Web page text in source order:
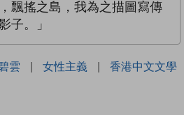
飄搖之島，我為之描圖寫傳
子。」
雲 | 女性主義 |
香港中文文學